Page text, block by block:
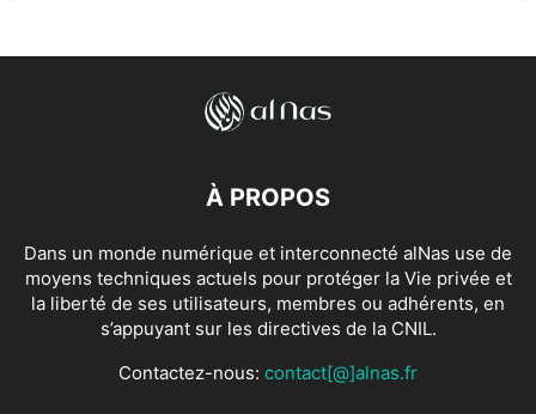
À PROPOS
Dans un monde numérique et interconnecté alNas use de
moyens techniques actuels pour protéger la Vie privée et
la liberté de ses utilisateurs, membres ou adhérents, en
s’appuyant sur les directives de la CNIL.
Contactez-nous: contact[@]alnas.fr